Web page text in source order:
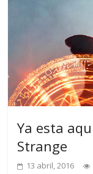
Ya esta
Strange
13 abril, 2016